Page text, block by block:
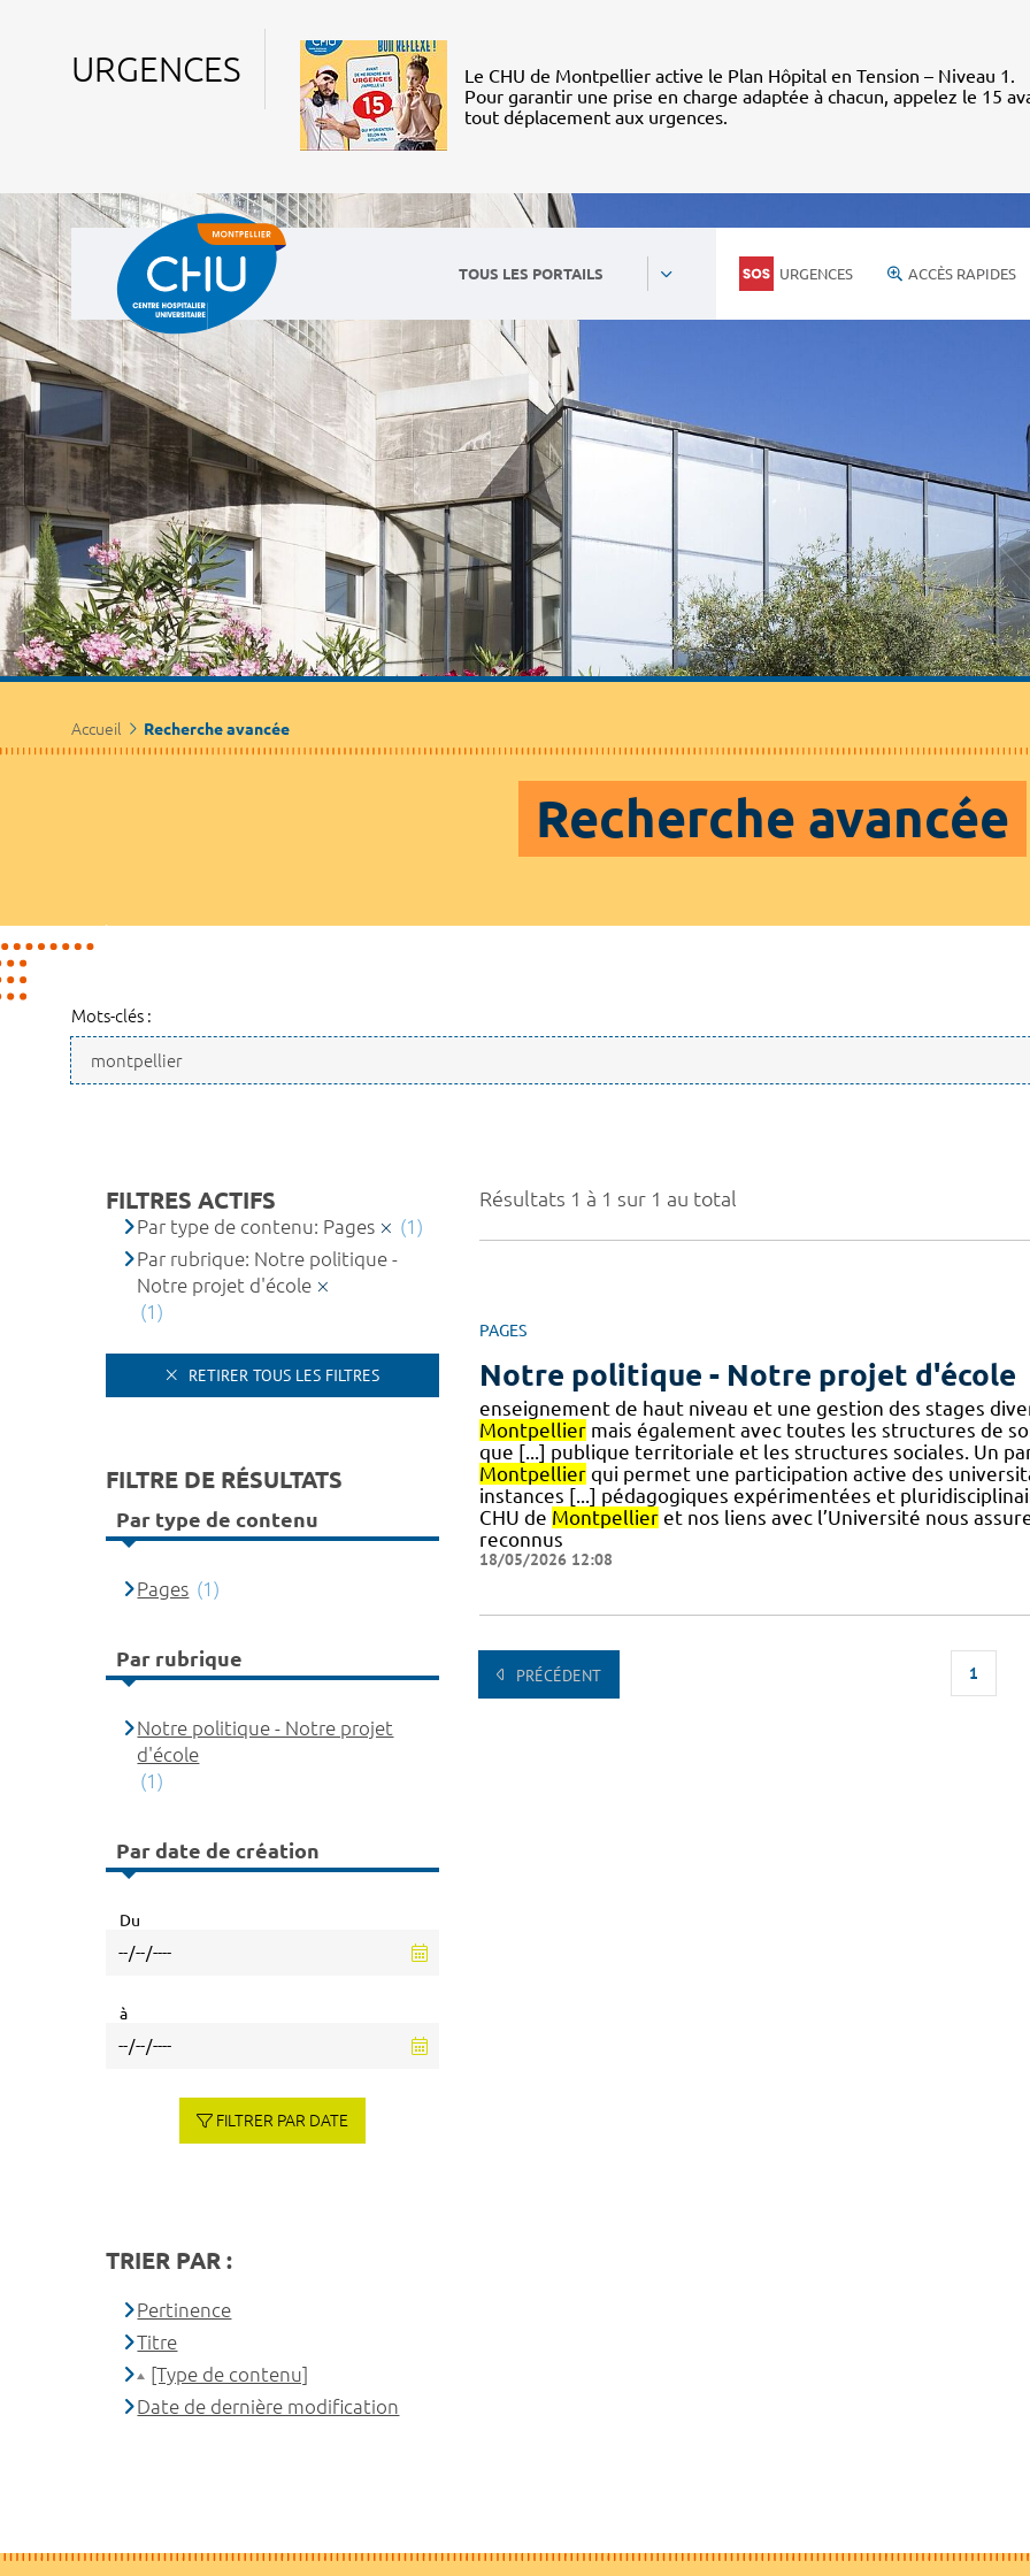
URGENCES
Le CHU de Montpellier active le Plan Hôpital en Tension – Niveau 1.
Pour garantir une prise en charge adaptée à chacun, appelez le 15
tout déplacement aux urgences.
TOUS LES PORTAILS URGENCES ACCÈS RAPIDES
Accueil Recherche avancée
Recherche avancée
Mots-clés :
Résultats 1 à 1 sur 1 au total
PAGES
Notre politique - Notre projet d'école
enseignement de haut niveau et une gestion des stages
Montpelliermais également avec toutes les structures de
que [...] publique territoriale et les structures sociales. Un
Montpellierqui permet une participation active des
instances [...] pédagogiques expérimentées et
CHU de Montpellieret nos liens avec l’Université nous
reconnus
18/05/2026 12:08
PRÉCÉDENT 1
FILTRES ACTIFS
Par type de contenu: Pages
(1)
Par rubrique: Notre politique -
Notre projet d'école
(1)
RETIRER TOUS LES FILTRES
FILTRE DE RÉSULTATS
Par type de contenu
Pages (1)
Par rubrique
Notre politique - Notre projet
d'école
(1)
Par date de création
Du
à
FILTRER PAR DATE
TRIER PAR :
Pertinence
Titre
[Type de contenu]
Date de dernière modification